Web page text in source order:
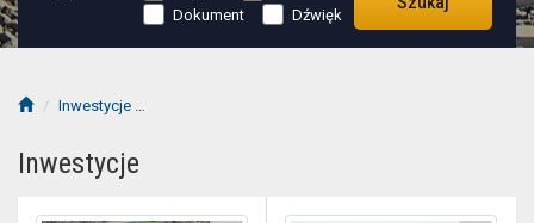
Dokument
Dźwięk
Inwestycje
Inwestycje